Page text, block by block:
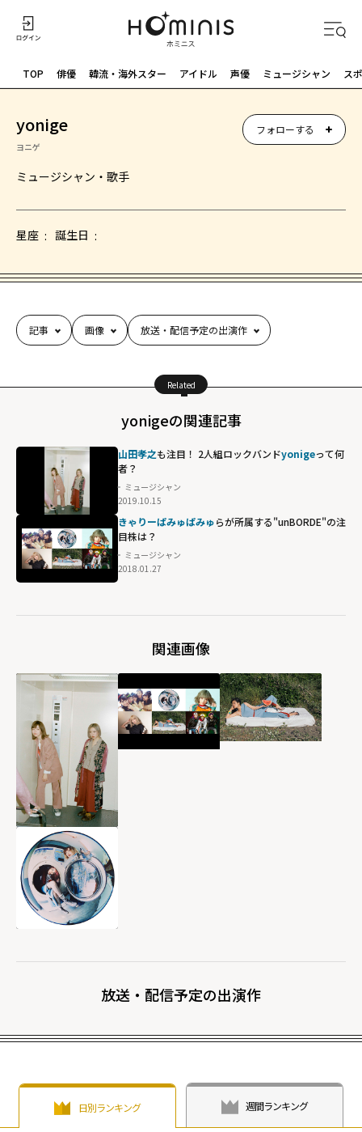
TOP 俳優 韓流・海外スター アイドル 声優 ミュージシャン ス
yonige
ヨニゲ
ミュージシャン・歌手
フォローする
星座 誕生日
記事 画像 放送・配信予定の出演作
Related
yonigeの関連記事
山田孝之も注目！ 2人組ロックバンドyonigeって何
者？
ミュージシャン
2019.10.15
きゃりーぱみゅぱみゅらが所属する"unBORDE"の注
目株は？
ミュージシャン
2018.01.27
関連画像
放送・配信予定の出演作
日別ランキング 週間ランキング